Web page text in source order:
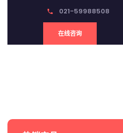
phone 021-59988508
在线咨询